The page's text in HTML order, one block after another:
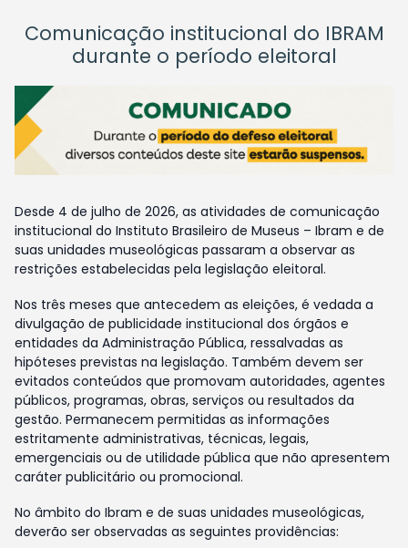
Comunicação institucional do IBRAM
durante o período eleitoral
Desde 4 de julho de 2026, as atividades de comunicação
institucional do Instituto Brasileiro de Museus – Ibram e de
suas unidades museológicas passaram a observar as
restrições estabelecidas pela legislação eleitoral.
Nos três meses que antecedem as eleições, é vedada a
divulgação de publicidade institucional dos órgãos e
entidades da Administração Pública, ressalvadas as
hipóteses previstas na legislação. Também devem ser
evitados conteúdos que promovam autoridades, agentes
públicos, programas, obras, serviços ou resultados da
gestão. Permanecem permitidas as informações
estritamente administrativas, técnicas, legais,
emergenciais ou de utilidade pública que não apresentem
caráter publicitário ou promocional.
No âmbito do Ibram e de suas unidades museológicas,
deverão ser observadas as seguintes providências: